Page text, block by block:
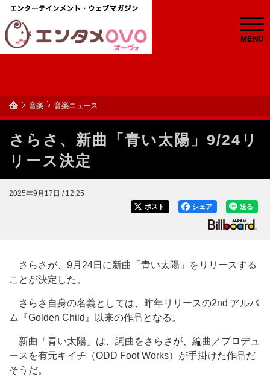
MENU
音楽 音楽ニュース
さらさ、新曲「青い太陽」9/24リ
リース決定
2025年9月17日 / 12:25
送る
シェア
ポスト
さらさが、9月24日に新曲「青い太陽」をリリースする
ことが決定した。
さらさ自身の名義としては、昨年リリースの2nd アルバ
ム『Golden Child』以来の作品となる。
新曲「青い太陽」は、詞曲をさらさが、編曲／プロデュ
ースを有元キイチ（ODD Foot Works）が手掛けた作品だ
そうだ。